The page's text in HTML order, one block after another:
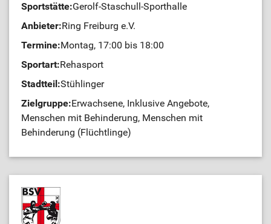
Sportstätte:Gerolf-Staschull-Sporthalle
Anbieter:Ring Freiburg e.V.
Termine:Montag, 17:00 bis 18:00
Sportart:Rehasport
Stadtteil:Stühlinger
Zielgruppe:Erwachsene, Inklusive Angebote,
Menschen mit Behinderung, Menschen mit
Behinderung (Flüchtlinge)